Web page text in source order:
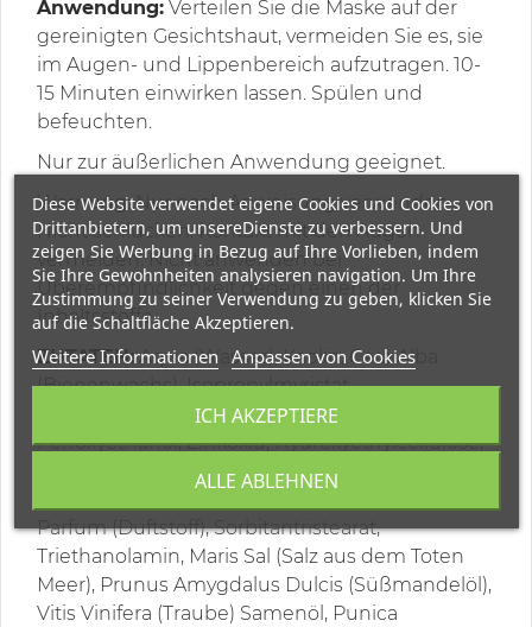
Anwendung: Verteilen Sie die Maske auf der
gereinigten Gesichtshaut, vermeiden Sie es, sie
im Augen- und Lippenbereich aufzutragen. 10-
15 Minuten einwirken lassen. Spülen und
befeuchten.
Nur zur äußerlichen Anwendung geeignet.
Warnung: Nur nach Anweisung verwenden.
Nicht schlucken. Kontakt mit den Augen
vermeiden. Nicht anwenden bei
Überempfindlichkeit gegen einen der
Inhaltsstoffe.
ZUTATEN:Aqua (Wasser), Kaolin, Cera Alba
(Bienenwachs), Isopropylmyristat,
Glycerylstearat, Stearinsäure, Cetylalkohol,
Penoxyethanol, Zinkoxid, Hydroxyethylcellulose,
Peg-40-Stearat, Butyrospermum parkii
Parfum (Duftstoff), Sorbitantristearat,
Triethanolamin, Maris Sal (Salz aus dem Toten
Meer), Prunus Amygdalus Dulcis (Süßmandelöl),
Vitis Vinifera (Traube) Samenöl, Punica
Diese Website verwendet eigene Cookies und Cookies von
Drittanbietern, um unsereDienste zu verbessern. Und
zeigen Sie Werbung in Bezug auf Ihre Vorlieben, indem
Sie Ihre Gewohnheiten analysieren navigation. Um Ihre
Zustimmung zu seiner Verwendung zu geben, klicken Sie
auf die Schaltfläche Akzeptieren.
Weitere Informationen Anpassen von Cookies
ALLE ABLEHNEN
ICH AKZEPTIERE